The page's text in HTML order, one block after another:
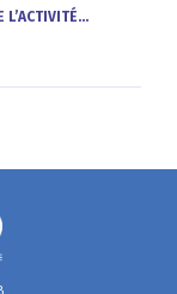
L’ACTIVITÉ...